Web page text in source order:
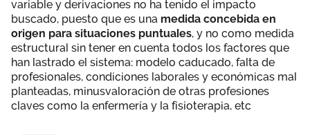
variable y derivaciones no ha tenido el impacto
buscado, puesto que es una medida concebida en
origen para situaciones puntuales, y no como medida
estructural sin tener en cuenta todos los factores que
han lastrado el sistema: modelo caducado, falta de
profesionales, condiciones laborales y económicas mal
planteadas, minusvaloración de otras profesiones
claves como la enfermería y la fisioterapia, etc